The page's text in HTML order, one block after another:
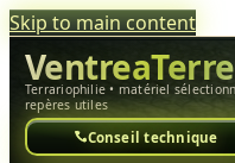
Skip to main content
VentreaTerre
Terrariophilie • matériel
repères utiles
Conseil technique